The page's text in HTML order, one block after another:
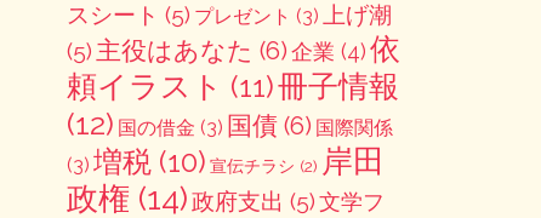
スシート (5) プレゼント (3) 上げ潮
(5) 主役はあなた (6)企業 (4)依
頼イラスト (11)冊子情報
(12) 国の借金 (3) 国債(6) 国際関係
(3) 増税(10) 宣伝チラシ (2) 岸田
政権 (14)政府支出 (5)文学フ